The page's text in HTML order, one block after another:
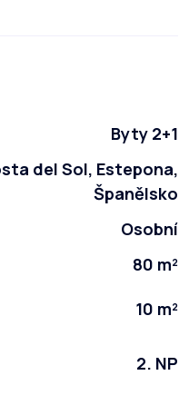
Byty 2+1
del Sol, Estepona,
Španělsko
Osobní
80 m²
10 m²
2. NP